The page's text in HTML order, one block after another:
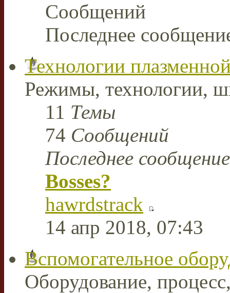
Сообщений
Последнее
Технологии
Режимы, технологии,
11 Темы
74 Сообщений
Последнее сообщение
Bosses?
hawrdstrack
14 апр 2018, 07:43
Вспомогательное
Оборудование,